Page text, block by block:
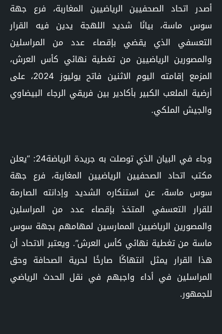
أصدر اتحاد الصحفيين الرياضيين المغاربة، فرع جهة
سوس ماسة، بيانًا شديد اللهجة يدين فيه القرار
التعسفي الذي يقضي بإقصاء عدد من المراسلين
والمصورين الرياضيين من تغطية نهائي كأس العرش،
المزمع إقامته اليوم الاثنين فاتح يوليوز 2024، على
أرضية الملعب الكبير بأكادير بين فريقي الرجاء البيضاوي
والجيش الملكي.
وجاء في البيان الذي توصلت به جريدة الرياضة24: “يعلن
مكتب اتحاد الصحفيين الرياضيين المغاربة، فرع جهة
سوس ماسة، عن استنكاره الشديد وإدانته الصارمة
للقرار التعسفي المتخذ بإقصاء عدد من المراسلين
والمصورين الرياضيين الممارسين لمهامهم بجهة سوس
ماسة من تغطية نهائي كأس العرش”. ويعتبر الاتحاد أن
هذا القرار يمثل انتهاكًا صارخًا لحرية الصحافة وحق
المراسلين في أداء واجبهم في نقل الحدث الرياضي
للجمهور.